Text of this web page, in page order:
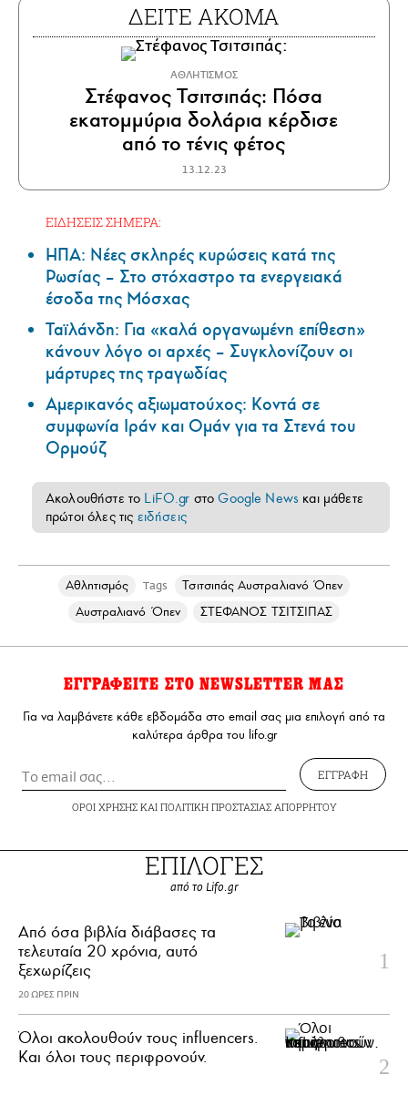
ΔΕΙΤΕ ΑΚΟΜΑ
ΑΘΛΗΤΙΣΜΟΣ
Στέφανος Τσιτσιπάς: Πόσα
εκατομμύρια δολάρια κέρδισε
από τo τένις φέτος
13.12.23
ΕΙΔΗΣΕΙΣ ΣΗΜΕΡΑ:
ΗΠΑ: Nέες σκληρές κυρώσεις κατά της
Ρωσίας – Στο στόχαστρο τα ενεργειακά
έσοδα της Μόσχας
Ταϊλάνδη: Για «καλά οργανωμένη επίθεση»
κάνουν λόγο οι αρχές – Συγκλονίζουν οι
μάρτυρες της τραγωδίας
Αμερικανός αξιωματούχος: Κοντά σε
συμφωνία Ιράν και Ομάν για τα Στενά του
Ορμούζ
Ακολουθήστε το LiFO.gr στοGoogle News και μάθετε
πρώτοι όλες τις ειδήσεις
Αθλητισμός Tags
Τσιτσιπάς Αυστραλιανό Όπεν
Αυστραλιανό Όπεν
ΣΤΕΦΑΝΟΣ ΤΣΙΤΣΙΠΑΣ
ΕΓΓΡΑΦΕΙΤΕ ΣΤΟ NEWSLETTER ΜΑΣ
Για να λαμβάνετε κάθε εβδομάδα στο email σας μια επιλογή από τα
καλύτερα άρθρα του lifo.gr
ΕΓΓΡΑΦΗ
ΟΡΟΙ ΧΡΗΣΗΣΚΑΙ ΠΟΛΙΤΙΚΗ ΠΡΟΣΤΑΣΙΑΣ ΑΠΟΡΡΗΤΟΥ
ΕΠΙΛΟΓΕΣ
από το Lifo.gr
Από όσα βιβλία διάβασες τα
τελευταία 20 χρόνια, αυτό
ξεχωρίζεις
20 ΩΡΕΣ ΠΡΙΝ
Όλοι ακολουθούν τους influencers.
Και όλοι τους περιφρονούν.